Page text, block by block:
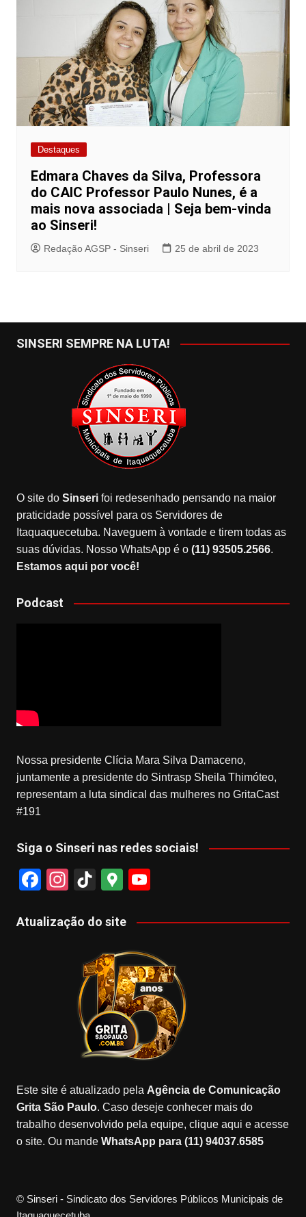
Destaques
Edmara Chaves da Silva, Professora
do CAIC Professor Paulo Nunes, é a
mais nova associada | Seja bem-vinda
ao Sinseri!
Redação AGSP - Sinseri 25 de abril de 2023
SINSERI SEMPRE NA LUTA!
O site do Sinserifoi redesenhado pensando na maior
praticidade possível para os Servidores de
Itaquaquecetuba. Naveguem à vontade e tirem todas as
suas dúvidas. Nosso WhatsApp é o (11) 93505.2566.
Estamos aqui por você!
Podcast
Nossa presidente Clícia Mara Silva Damaceno,
juntamente a presidente do Sintrasp Sheila Thimóteo,
representam a luta sindical das mulheres no GritaCast
#191
Siga o Sinseri nas redes sociais!
F
c
In
a
m
Ti
T
k
G
o
gl
e
M
a
p
s
u
u
b
e
Atualização do site
Este site é atualizado pela Agência de Comunicação
Grita São Paulo. Caso deseje conhecer mais do
trabalho desenvolvido pela equipe, clique aqui e acesse
o site. Ou mande WhatsApp para (11) 94037.6585
© Sinseri - Sindicato dos Servidores Públicos Municipais de